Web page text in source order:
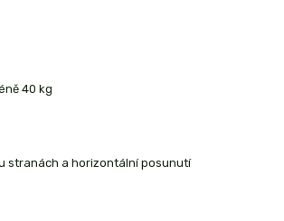
40 kg
stranách a horizontální posunutí